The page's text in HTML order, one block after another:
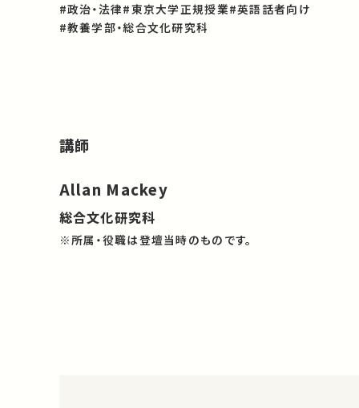
#政治・法律#東京大学正規授業#英語話者向け
#教養学部・総合文化研究科
講師
Allan Mackey
総合文化研究科
※所属・役職は登壇当時のものです。